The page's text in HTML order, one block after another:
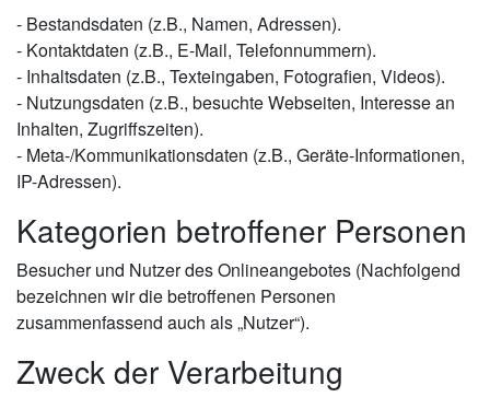
- Bestandsdaten (z.B., Namen, Adressen).
- Kontaktdaten (z.B., E-Mail, Telefonnummern).
- Inhaltsdaten (z.B., Texteingaben, Fotografien, Videos).
- Nutzungsdaten (z.B., besuchte Webseiten, Interesse an
Inhalten, Zugriffszeiten).
- Meta-/Kommunikationsdaten (z.B., Geräte-Informationen,
IP-Adressen).
Kategorien betroffener Personen
Besucher und Nutzer des Onlineangebotes (Nachfolgend
bezeichnen wir die betroffenen Personen
zusammenfassend auch als „Nutzer“).
Zweck der Verarbeitung